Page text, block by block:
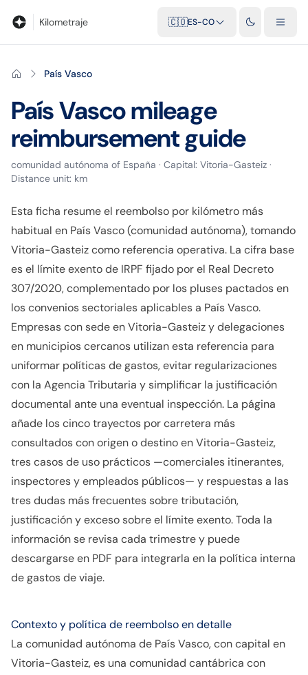
Kilometraje 🇨🇴ES-CO
País Vasco
País Vascomileage
reimbursement guide
comunidad autónoma of España · Capital: Vitoria-Gasteiz ·
Distance unit: km
Esta ficha resume el reembolso por kilómetro más
habitual en País Vasco (comunidad autónoma), tomando
Vitoria-Gasteiz como referencia operativa. La cifra base
es el límite exento de IRPF fijado por el Real Decreto
307/2020, complementado por los pluses pactados en
los convenios sectoriales aplicables a País Vasco.
Empresas con sede en Vitoria-Gasteiz y delegaciones
en municipios cercanos utilizan esta referencia para
uniformar políticas de gastos, evitar regularizaciones
con la Agencia Tributaria y simplificar la justificación
documental ante una eventual inspección. La página
añade los cinco trayectos por carretera más
consultados con origen o destino en Vitoria-Gasteiz,
tres casos de uso prácticos —comerciales itinerantes,
inspectores y empleados públicos— y respuestas a las
tres dudas más frecuentes sobre tributación,
justificación y exceso sobre el límite exento. Toda la
información se revisa cada trimestre y puede
descargarse en PDF para integrarla en la política interna
de gastos de viaje.
Contexto y política de reembolso en detalle
La comunidad autónoma de País Vasco, con capital en
Vitoria-Gasteiz, es una comunidad cantábrica con